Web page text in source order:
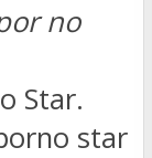
no
Star.
star